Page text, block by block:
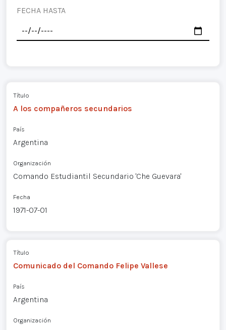
FECHA HASTA
Título
A los compañeros secundarios
País
Argentina
Organización
Comando Estudiantil Secundario 'Che Guevara'
Fecha
1971-07-01
Título
Comunicado del Comando Felipe Vallese
País
Argentina
Organización